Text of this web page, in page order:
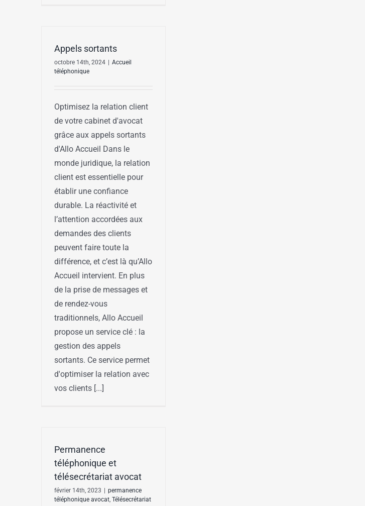
Appels sortants
octobre 14th, 2024
Accueil
téléphonique
Optimisez la relation client
de votre cabinet d'avocat
grâce aux appels sortants
d'Allo Accueil Dans le
monde juridique, la relation
client est essentielle pour
établir une confiance
durable. La réactivité et
l’attention accordées aux
demandes des clients
peuvent faire toute la
différence, et c’est là qu’Allo
Accueil intervient. En plus
de la prise de messages et
de rendez-vous
traditionnels, Allo Accueil
propose un service clé : la
gestion des appels
sortants. Ce service permet
d'optimiser la relation avec
vos clients [...]
Permanence
téléphonique et
télésecrétariat avocat
février 14th, 2023
permanence
téléphonique avocat, Télésecrétariat